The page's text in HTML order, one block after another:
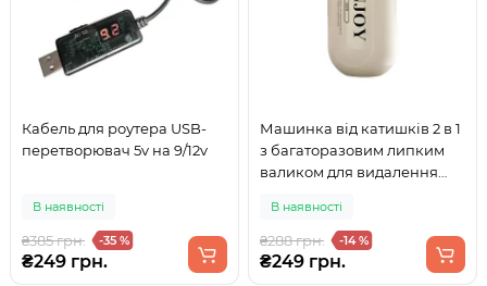
Кабель для роутера USB-
перетворювач 5v на 9/12v
В наявності
₴385 грн. -35 %
₴249 грн.
Машинка від катишків 2 в 1
з багаторазовим липким
валиком для видалення
В наявності
₴288 грн. -14 %
₴249 грн.